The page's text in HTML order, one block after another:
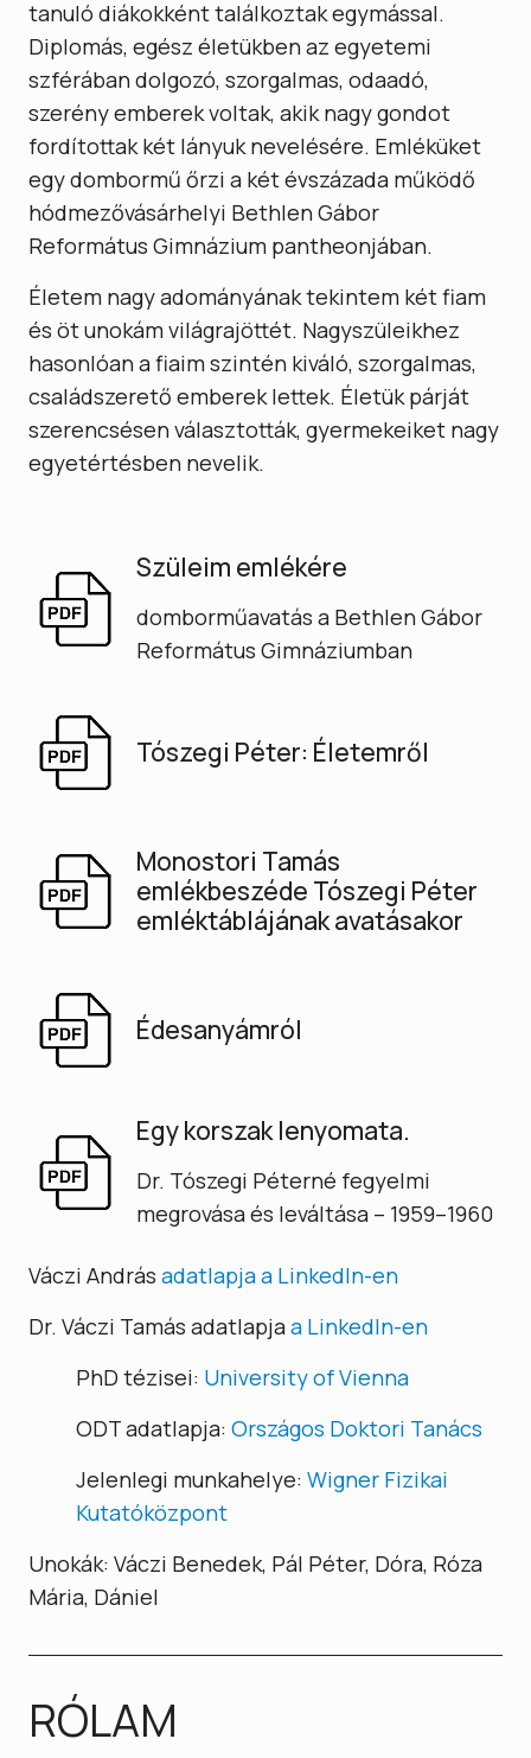
tanuló diákokként találkoztak egymással.
Diplomás, egész életükben az egyetemi
szférában dolgozó, szorgalmas, odaadó,
szerény emberek voltak, akik nagy gondot
fordítottak két lányuk nevelésére. Emléküket
egy dombormű őrzi a két évszázada működő
hódmezővásárhelyi Bethlen Gábor
Református Gimnázium pantheonjában.
Életem nagy adományának tekintem két fiam
és öt unokám világrajöttét. Nagyszüleikhez
hasonlóan a fiaim szintén kiváló, szorgalmas,
családszerető emberek lettek. Életük párját
szerencsésen választották, gyermekeiket nagy
egyetértésben nevelik.
Szüleim emlékére
domborműavatás a Bethlen Gábor
Református Gimnáziumban
Tószegi Péter: Életemről
Monostori Tamás
emlékbeszéde Tószegi Péter
emléktáblájának avatásakor
Édesanyámról
Egy korszak lenyomata.
Dr. Tószegi Péterné fegyelmi
megrovása és leváltása – 1959–1960
Váczi Andrásadatlapja a LinkedIn-en
Dr. Váczi Tamás adatlapjaa LinkedIn-en
PhD tézisei: University of Vienna
ODT adatlapja:Országos Doktori Tanács
Jelenlegi munkahelye:Wigner Fizikai
Kutatóközpont
Unokák: Váczi Benedek, Pál Péter, Dóra, Róza
Mária, Dániel
RÓLAM